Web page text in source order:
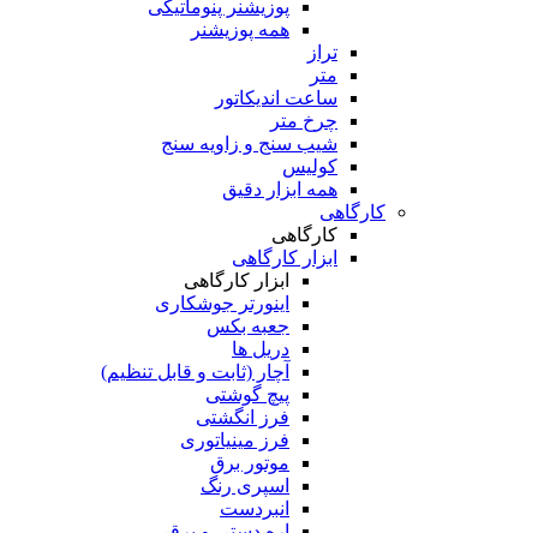
پوزیشنر پنوماتیکی
همه پوزیشنر
تراز
متر
ساعت اندیکاتور
چرخ متر
شیب سنج و زاویه سنج
کولیس
همه ابزار دقیق
کارگاهی
کارگاهی
ابزار کارگاهی
ابزار کارگاهی
اینورتر جوشکاری
جعبه بکس
دریل ها
آچار (ثابت و قابل تنظیم)
پیچ گوشتی
فرز انگشتی
فرز مینیاتوری
موتور برق
اسپری رنگ
انبردست